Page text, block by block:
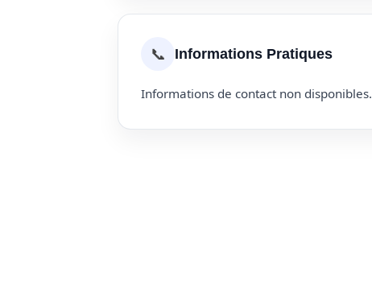
📞 Informations Pratiques
Informations de contact non disponibles.